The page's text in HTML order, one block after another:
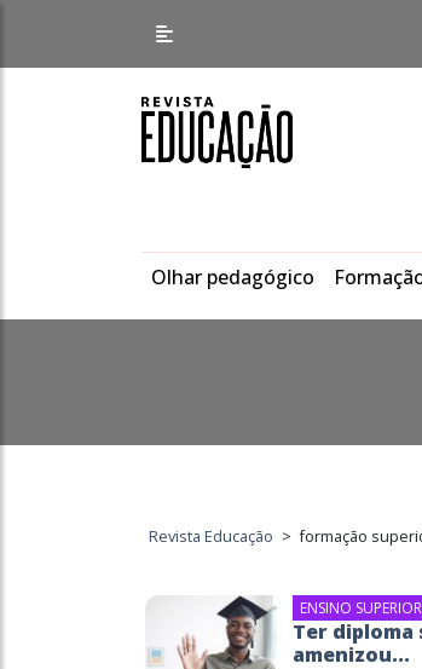
Olhar pedagógico
Revista Educação > formação
ENSINO SUPERIOR
Ter
amenizou...